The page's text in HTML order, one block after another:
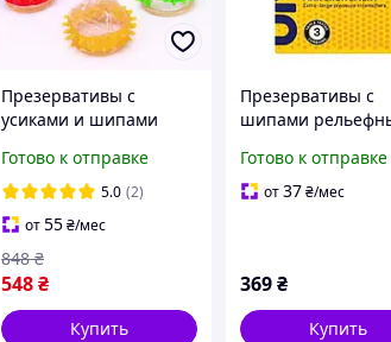
Презервативы с
усиками и шипами
разнообразные
необычные с
дополнительной
стимуляцией 20 шт
Готово к отправке
5.0 (2)
от55₴/мес
548₴
848 ₴
Купить
Презервативы с
шипами
штуки Talla
Готово к отправке
от37₴/мес
369₴
Купить